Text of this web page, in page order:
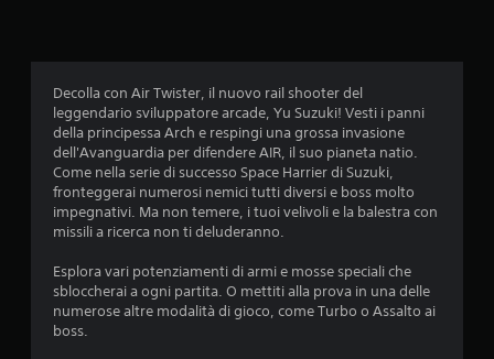
z
i
o
n
Decolla con Air Twister, il nuovo rail shooter del
leggendario sviluppatore arcade, Yu Suzuki! Vesti i panni
della principessa Arch e respingi una grossa invasione
dell'Avanguardia per difendere AIR, il suo pianeta natio.
Come nella serie di successo Space Harrier di Suzuki,
fronteggerai numerosi nemici tutti diversi e boss molto
impegnativi. Ma non temere, i tuoi velivoli e la balestra con
missili a ricerca non ti deluderanno.
Esplora vari potenziamenti di armi e mosse speciali che
sbloccherai a ogni partita. O mettiti alla prova in una delle
numerose altre modalità di gioco, come Turbo o Assalto ai
boss.